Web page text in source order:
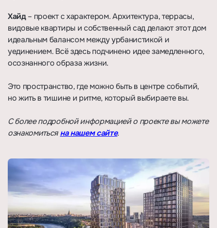
Хайд– проект с характером. Архитектура, террасы,
видовые квартиры и собственный сад делают этот дом
идеальным балансом между урбанистикой и
уединением. Всё здесь подчинено идее замедленного,
осознанного образа жизни.
Это пространство, где можно быть в центре событий,
но жить в тишине и ритме, который выбираете вы.
С более подробной информацией о проекте вы можете
ознакомитьсяна нашем сайте.